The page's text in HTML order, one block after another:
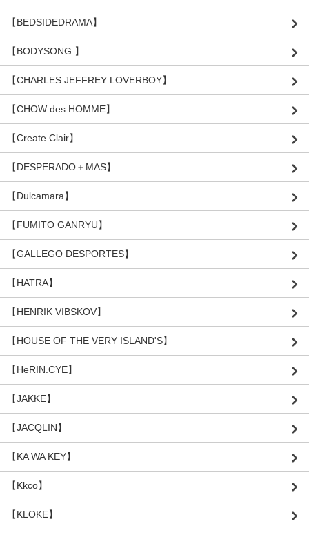
【BEDSIDEDRAMA】
【BODYSONG.】
【CHARLES JEFFREY LOVERBOY】
【CHOW des HOMME】
【Create Clair】
【DESPERADO＋MAS】
【Dulcamara】
【FUMITO GANRYU】
【GALLEGO DESPORTES】
【HATRA】
【HENRIK VIBSKOV】
【HOUSE OF THE VERY ISLAND'S】
【HeRIN.CYE】
【JAKKE】
【JACQLIN】
【KA WA KEY】
【Kkco】
【KLOKE】